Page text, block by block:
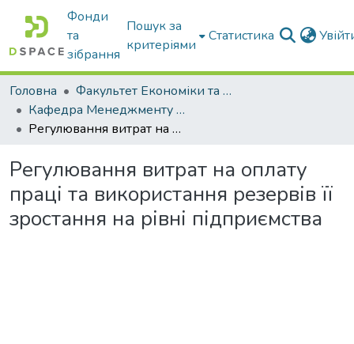
Фонди
та
зібрання
Пошук за
критеріями
Статистика
Головна
Факультет Економіки та бізнесу
Кафедра Менеджменту та публічного адміністрування
Регулювання витрат на оплату праці та використання резервів її зростання на рівні підприємства
Регулювання витрат на оплату
праці та використання резервів її
зростання на рівні підприємства